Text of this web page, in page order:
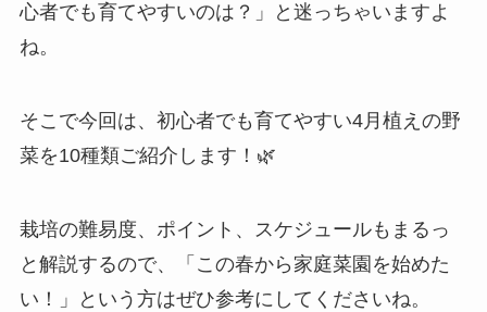
心者でも育てやすいのは？」と迷っちゃいますよ
ね。
そこで今回は、初心者でも育てやすい4月植えの野
菜を10種類ご紹介します！🌿
栽培の難易度、ポイント、スケジュールもまるっ
と解説するので、「この春から家庭菜園を始めた
い！」という方はぜひ参考にしてくださいね。